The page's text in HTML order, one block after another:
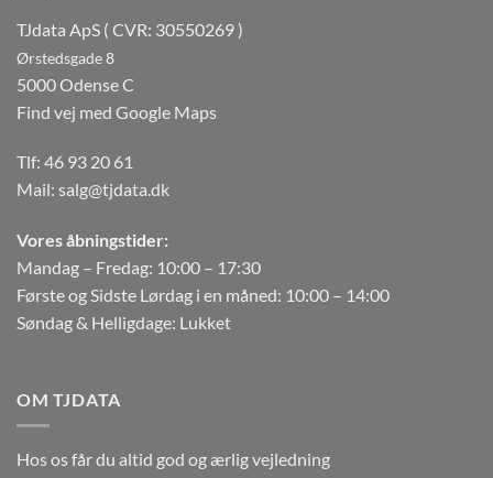
TJdata ApS ( CVR: 30550269 )
Ørstedsgade 8
5000 Odense C
Find vej med Google Maps
Tlf: 46 93 20 61
Mail: salg@tjdata.dk
Vores åbningstider:
Mandag – Fredag: 10:00 – 17:30
Første og Sidste Lørdag i en måned: 10:00 – 14:00
Søndag & Helligdage: Lukket
OM TJDATA
Hos os får du altid god og ærlig vejledning